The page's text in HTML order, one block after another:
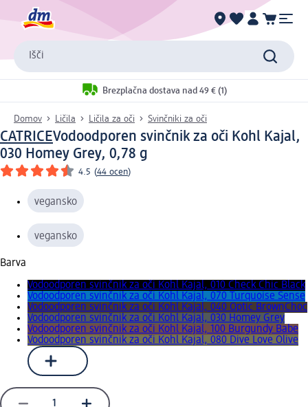
Išči
Brezplačna dostava nad 49 € (1)
Domov Ličila Ličila za oči Svinčniki za oči
CATRICEVodoodporen svinčnik za oči Kohl Kajal,
030 Homey Grey, 0,78 g
4.5 (44 ocen)
vegansko
vegansko
Barva
Vodoodporen svinčnik za oči Kohl Kajal, 010 Check Chic Black
Vodoodporen svinčnik za oči Kohl Kajal, 070 Turquoise Sense
Vodoodporen svinčnik za oči Kohl Kajal, 040 Optic BrownChoc
Vodoodporen svinčnik za oči Kohl Kajal, 030 Homey Grey
Vodoodporen svinčnik za oči Kohl Kajal, 100 Burgundy Babe
Vodoodporen svinčnik za oči Kohl Kajal, 080 Dive Love Olive